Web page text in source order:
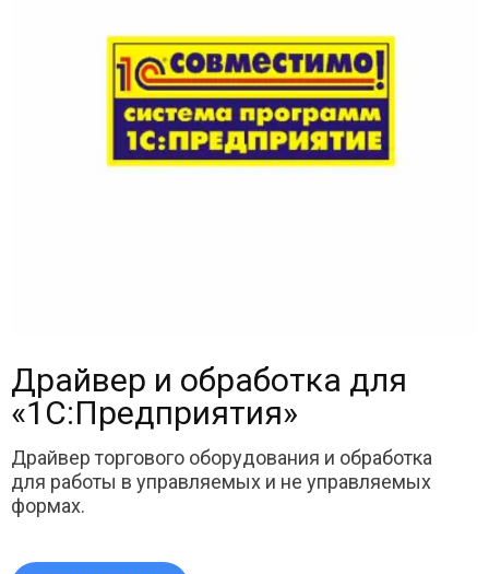
Драйвер и обработка для
«1С:Предприятия»
Драйвер торгового оборудования и обработка
для работы в управляемых и не управляемых
формах.